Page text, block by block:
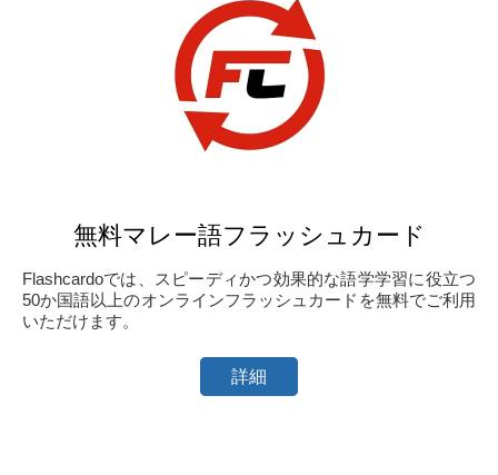
無料マレー語フラッシュカード
Flashcardoでは、スピーディかつ効果的な語学学習に役立つ
50か国語以上のオンラインフラッシュカードを無料でご利用
いただけます。
詳細